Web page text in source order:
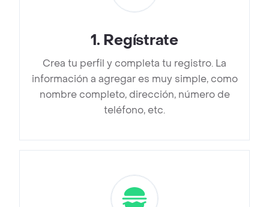
1. Regístrate
Crea tu perfil y completa tu registro. La
información a agregar es muy simple, como
nombre completo, dirección, número de
teléfono, etc.